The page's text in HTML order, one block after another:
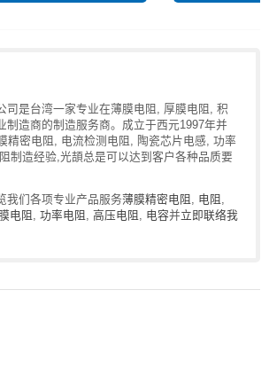
司是台湾一家专业在薄膜电阻, 厚膜电阻, 积
制造商的制造服务商。成立于西元1997年并
精密电阻, 电流检测电阻, 陶瓷芯片电感, 功率
制造经验,光頡总是可以达到客户各种品质要
我们各项专业产品服务薄膜精密电阻 电阻
电阻 功率电阻 高压电阻 电容并立即联络我